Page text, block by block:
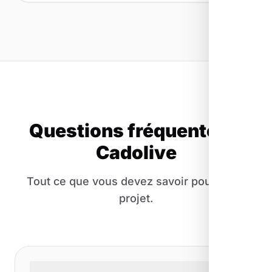
Questions fréquentes à
Cadolive
Tout ce que vous devez savoir pour votre
projet.